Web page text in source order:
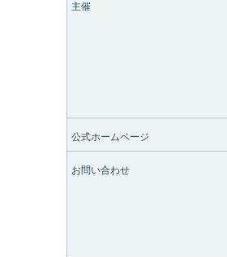
主催
公式ホームページ
お問い合わせ